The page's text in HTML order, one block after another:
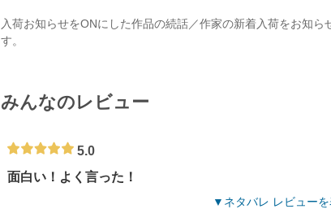
入荷お知らせをONにした作品の続話／作家の新着入荷をお知
す。
みんなのレビュー
5.0
面白い！よく言った！
ネタバレ レビュー